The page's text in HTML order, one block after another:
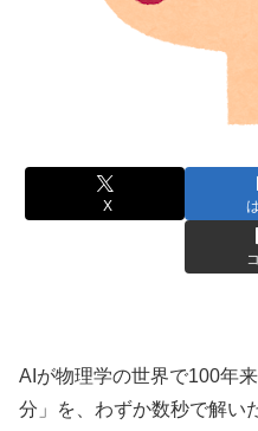
X
AIが物理学の世界で100年
分」を、わずか数秒で解い